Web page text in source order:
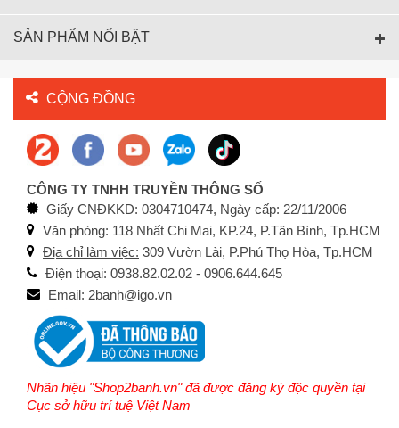
SẢN PHẨM NỔI BẬT
CỘNG ĐỒNG
CÔNG TY TNHH TRUYỀN THÔNG SỐ
Giấy CNĐKKD: 0304710474, Ngày cấp: 22/11/2006
Văn phòng: 118 Nhất Chi Mai, KP.24, P.Tân Bình, Tp.HCM
Địa chỉ làm việc: 309 Vườn Lài, P.Phú Thọ Hòa, Tp.HCM
Điện thoại: 0938.82.02.02 - 0906.644.645
Email: 2banh@igo.vn
Nhãn hiệu "Shop2banh.vn" đã được đăng ký độc quyền tại
Cục sở hữu trí tuệ Việt Nam